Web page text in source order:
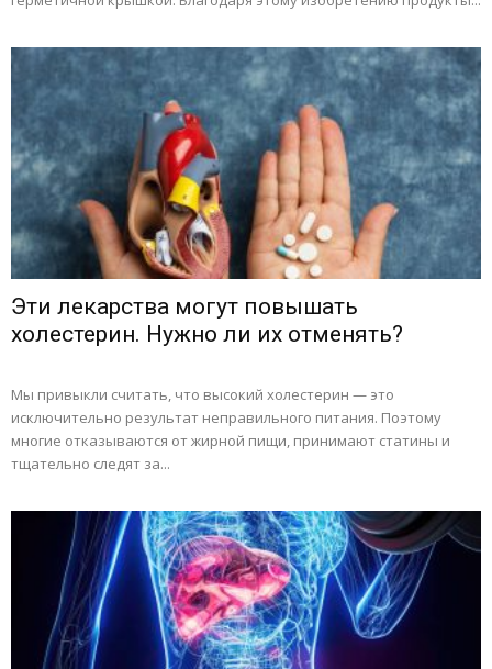
Эти лекарства могут повышать
холестерин. Нужно ли их отменять?
Мы привыкли считать, что высокий холестерин — это
исключительно результат неправильного питания. Поэтому
многие отказываются от жирной пищи, принимают статины и
тщательно следят за...